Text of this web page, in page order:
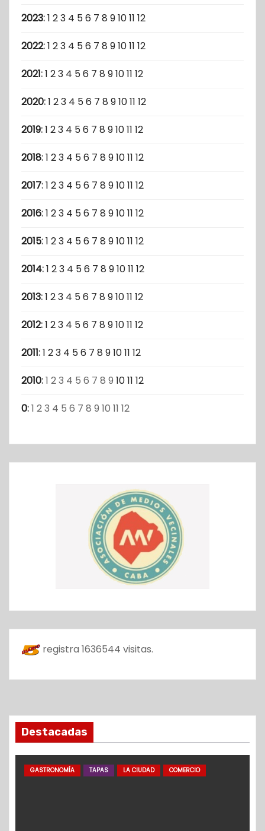
2023:1 23 4 56 7 8 91011 12
2022:1 23 4 56 7 8 91011 12
2021:1 23 4 56 7 8 91011 12
2020:1 23 4 56 7 8 91011 12
2019:1 23 4 56 7 8 91011 12
2018:1 23 4 56 7 8 91011 12
2017:1 23 4 56 7 8 91011 12
2016:1 23 4 56 7 8 91011 12
2015:1 23 4 56 7 8 91011 12
2014:1 23 4 56 7 8 91011 12
2013:1 23 4 56 7 8 91011 12
2012:1 23 4 56 7 8 91011 12
2011:1 23 4 56 7 8 91011 12
2010:1 23 4 5 6 7 8 9 1011 12
0:1 23 4 5 6 7 8 9 10 11 12
registra 1636544 visitas.
Destacadas
GASTRONOMÍA TAPAS LA CIUDAD COMERCIO